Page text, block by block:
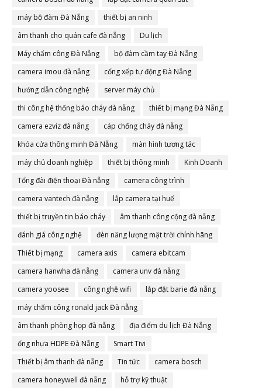
máy bộ đàm Đà Nẵng
thiết bị an ninh
âm thanh cho quán cafe đà nẵng
Du lịch
Máy chấm công Đà Nẵng
bộ đàm cầm tay Đà Nẵng
camera imou đà nẵng
cổng xếp tự động Đà Nẵng
hướng dẫn công nghệ
server máy chủ
thi công hệ thống báo cháy đà nẵng
thiết bị mạng Đà Nẵng
camera ezviz đà nẵng
cáp chống cháy đà nẵng
khóa cửa thông minh Đà Nẵng
màn hình tương tác
máy chủ doanh nghiệp
thiết bị thông minh
Kinh Doanh
Tổng đài điện thoại Đà nẵng
camera công trình
camera vantech đà nẵng
lắp camera tại huế
thiết bị truyền tin báo cháy
âm thanh công cộng đà nẵng
đánh giá công nghệ
đèn năng lượng mặt trời chính hãng
Thiết bị mạng
camera axis
camera ebitcam
camera hanwha đà nẵng
camera unv đà nẵng
camera yoosee
công nghệ wifi
lắp đặt barie đà nẵng
máy chấm công ronald jack Đà nẵng
âm thanh phòng họp đà nẵng
địa điểm du lịch Đà Nẵng
ống nhựa HDPE Đà Nẵng
Smart Tivi
Thiết bị âm thanh đà nẵng
Tin tức
camera bosch
camera honeywell đà nẵng
hỗ trợ kỹ thuật